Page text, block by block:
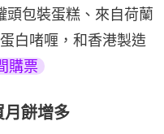
頭包裝蛋糕、來自荷蘭
白啫喱，和香港製造
購票
月餅增多